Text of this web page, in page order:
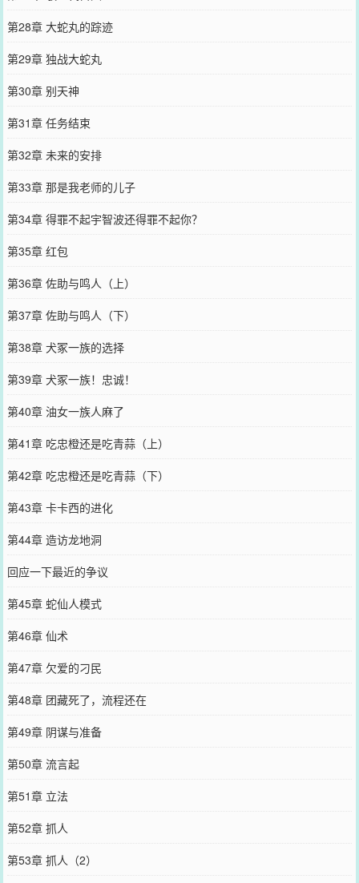
第28章 大蛇丸的踪迹
第29章 独战大蛇丸
第30章 别天神
第31章 任务结束
第32章 未来的安排
第33章 那是我老师的儿子
第34章 得罪不起宇智波还得罪不起你？
第35章 红包
第36章 佐助与鸣人（上）
第37章 佐助与鸣人（下）
第38章 犬冢一族的选择
第39章 犬冢一族！忠诚！
第40章 油女一族人麻了
第41章 吃忠橙还是吃青蒜（上）
第42章 吃忠橙还是吃青蒜（下）
第43章 卡卡西的进化
第44章 造访龙地洞
回应一下最近的争议
第45章 蛇仙人模式
第46章 仙术
第47章 欠爱的刁民
第48章 团藏死了，流程还在
第49章 阴谋与准备
第50章 流言起
第51章 立法
第52章 抓人
第53章 抓人（2）